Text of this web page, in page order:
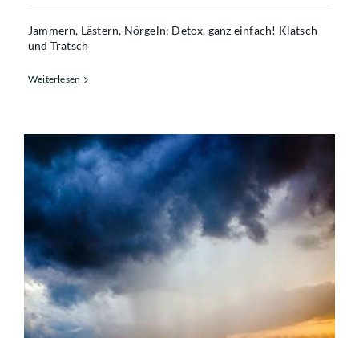
Jammern, Lästern, Nörgeln: Detox, ganz einfach! Klatsch
und Tratsch
Weiterlesen
Feedback, Gewitterregen oder Geschenk?